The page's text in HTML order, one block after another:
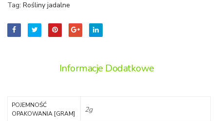
Tag: Rośliny jadalne
Informacje Dodatkowe
POJEMNOŚĆ
OPAKOWANIA [GRAM]
2g